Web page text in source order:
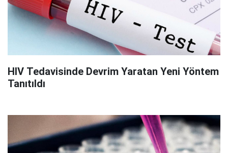
HIV Tedavisinde Devrim Yaratan Yeni Yöntem
Tanıtıldı